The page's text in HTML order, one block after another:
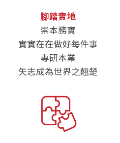
腳踏實地
崇本務實
實實在在做好每件事
專研本業
矢志成為世界之翹楚